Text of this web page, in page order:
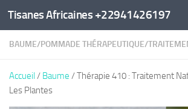
Au dessous du contenu
Tisanes Africaines +22941426197
BAUME/POMMADE THÉRAPEUTIQUE/
Accueil/ Baume / Thérapie 410 : Traitement
Les Plantes